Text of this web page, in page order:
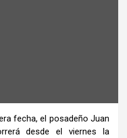
fecha, el posadeño Juan
desde el viernes la